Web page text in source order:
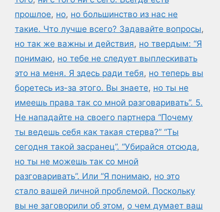
прошлое, но, но большинство из нас не
такие. Что лучше всего? Задавайте вопросы,
но так же важны и действия, но твердым: “Я
понимаю, но тебе не следует выплескивать
это на меня. Я здесь ради тебя, но теперь вы
боретесь из-за этого. Вы знаете, но ты не
имеешь права так со мной разговаривать”. 5.
Не нападайте на своего партнера “Почему
ты ведешь себя как такая стерва?” “Ты
сегодня такой засранец”. “Убирайся отсюда,
но ты не можешь так со мной
разговаривать”. Или “Я понимаю, но это
стало вашей личной проблемой. Поскольку
вы не заговорили об этом, о чем думает ваш